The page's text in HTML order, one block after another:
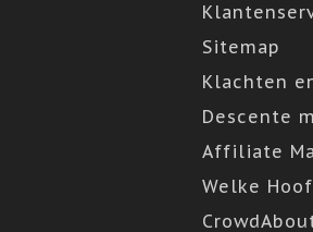
Sitemap
Klachten
Descente
Affiliate
Welke